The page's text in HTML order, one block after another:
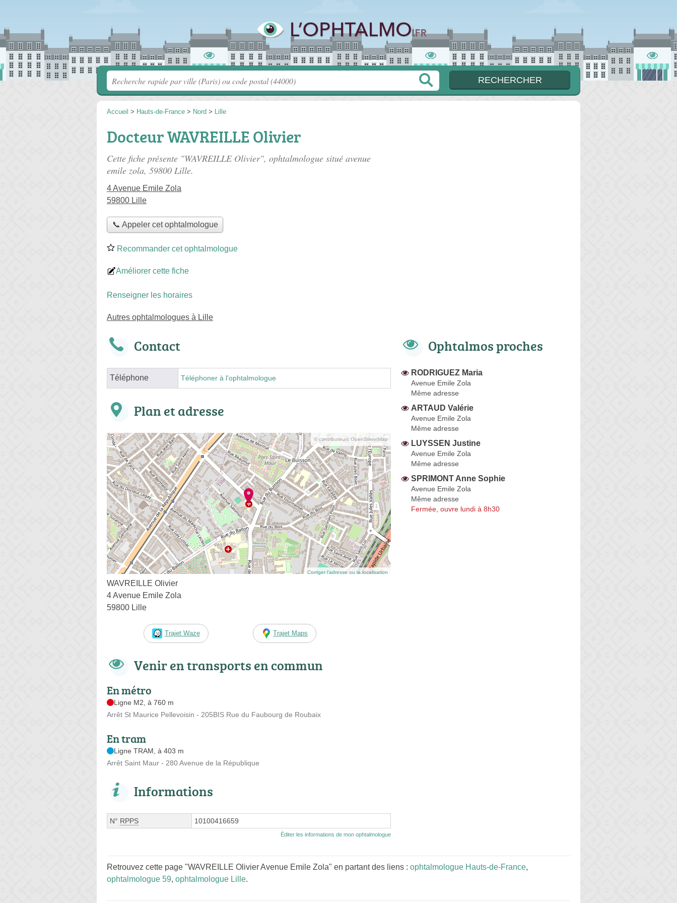
Accueil > Hauts-de-France > Nord > Lille
Docteur WAVREILLE Olivier
Cette fiche présente "WAVREILLE Olivier", ophtalmologue situé avenue
emile zola, 59800 Lille.
4 Avenue Emile Zola
59800 Lille
📞 Appeler cet ophtalmologue
Recommander cet ophtalmologue
Améliorer cette fiche
Renseigner les horaires
Autres ophtalmologues à Lille
Contact
Téléphone Téléphoner à l'ophtalmologue
Plan et adresse
© contributeurs OpenStreetMap
Corriger l’adresse ou la localisation
WAVREILLE Olivier
4 Avenue Emile Zola
59800 Lille
Trajet Waze Trajet Maps
Venir en transports en commun
En métro
Ligne M2, à 760 m
Arrêt St Maurice Pellevoisin - 205BIS Rue du Faubourg de Roubaix
En tram
Ligne TRAM, à 403 m
Arrêt Saint Maur - 280 Avenue de la République
Informations
N° RPPS 10100416659
Éditer les informations de mon ophtalmologue
Ophtalmos proches
RODRIGUEZ Maria
Avenue Emile Zola
Même adresse
ARTAUD Valérie
Avenue Emile Zola
Même adresse
LUYSSEN Justine
Avenue Emile Zola
Même adresse
SPRIMONT Anne Sophie
Avenue Emile Zola
Même adresse
Fermée, ouvre lundi à 8h30
Retrouvez cette page "WAVREILLE Olivier Avenue Emile Zola" en partant des liens : ophtalmologue Hauts-de-France,
ophtalmologue 59, ophtalmologue Lille.